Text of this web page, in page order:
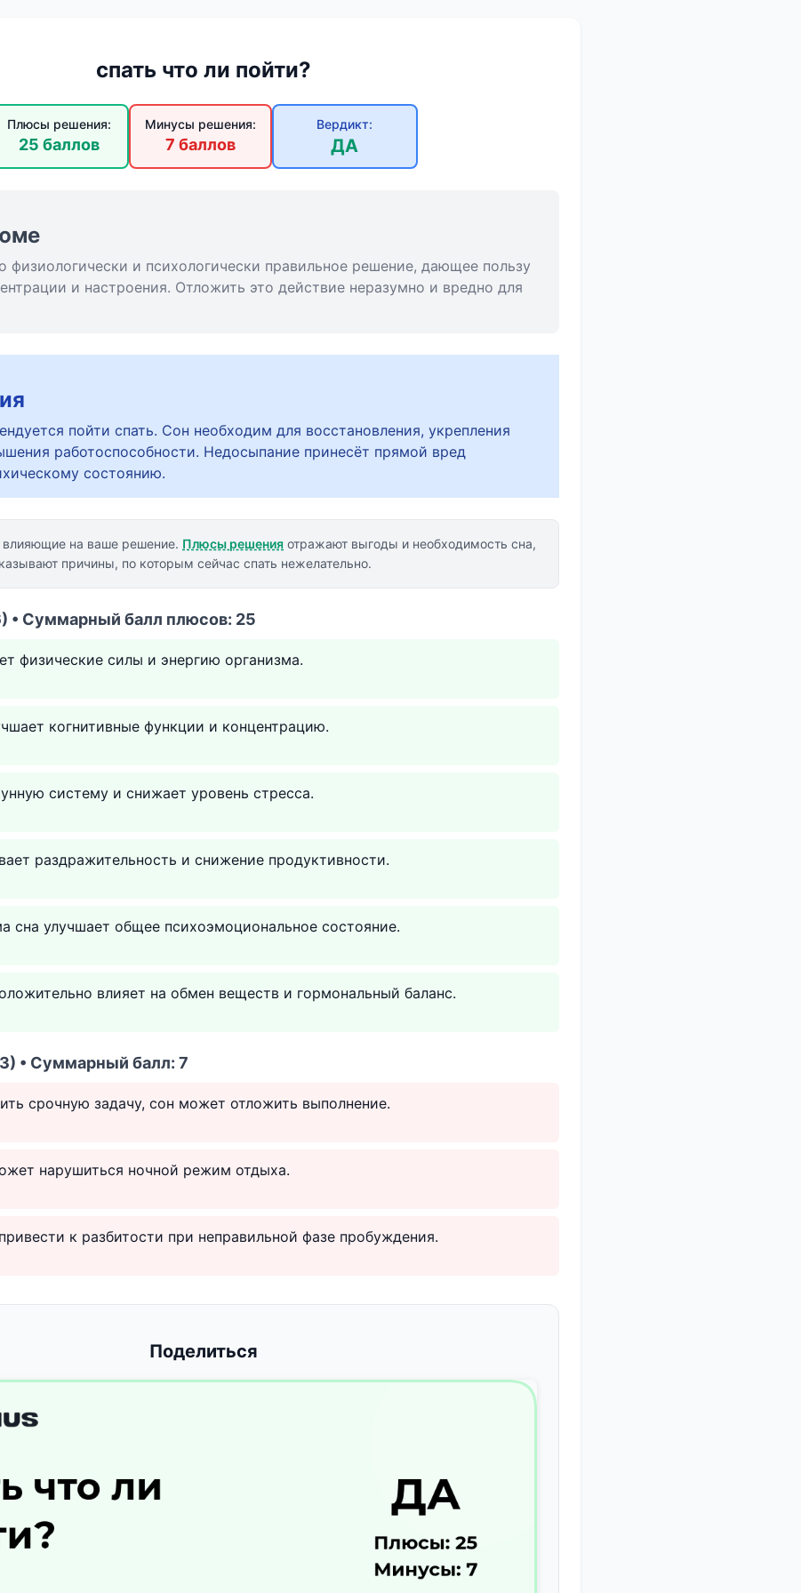
спать что ли пойти?
Плюсы решения:
25 баллов
Минусы решения:
7 баллов
Вердикт:
ДА
физиологически и психологически правильное решение, дающее пользу
и настроения. Отложить это действие неразумно и вредно для
пойти спать. Сон необходим для восстановления, укрепления
работоспособности. Недосыпание принесёт прямой вред
состоянию.
влияющие на ваше решение. Плюсы решения отражают выгоды и необходимость сна,
причины, по которым сейчас спать нежелательно.
• Суммарный балл плюсов: 25
физические силы и энергию организма.
когнитивные функции и концентрацию.
систему и снижает уровень стресса.
раздражительность и снижение продуктивности.
сна улучшает общее психоэмоциональное состояние.
влияет на обмен веществ и гормональный баланс.
• Суммарный балл: 7
срочную задачу, сон может отложить выполнение.
нарушиться ночной режим отдыха.
к разбитости при неправильной фазе пробуждения.
Поделиться